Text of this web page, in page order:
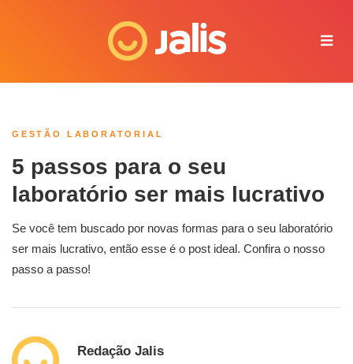
GESTÃO LABORATORIAL
5 passos para o seu
laboratório ser mais lucrativo
Se você tem buscado por novas formas para o seu laboratório
ser mais lucrativo, então esse é o post ideal. Confira o nosso
passo a passo!
Redação Jalis
Juliana - Jalis